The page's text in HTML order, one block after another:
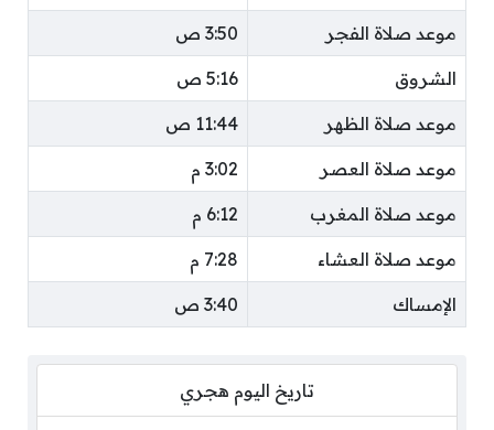
موعد صلاة الفجر 3:50 ص
الشروق 5:16 ص
موعد صلاة الظهر 11:44 ص
موعد صلاة العصر 3:02 م
موعد صلاة المغرب 6:12 م
موعد صلاة العشاء 7:28 م
الإمساك 3:40 ص
تاريخ اليوم هجري